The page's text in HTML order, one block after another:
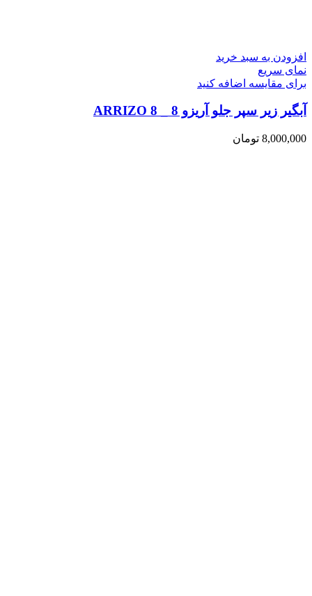
افزودن به سبد خرید
نمای سریع
برای مقایسه اضافه کنید
آبگیر زیر سپر جلو آریزو 8 _ ARRIZO 8
8,000,000 تومان